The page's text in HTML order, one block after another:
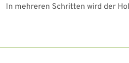
In mehreren Schritten wird der